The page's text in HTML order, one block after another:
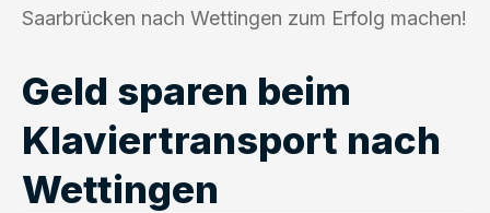
Saarbrücken nach Wettingen zum Erfolg machen!
Geld sparen beim
Klaviertransport nach
Wettingen